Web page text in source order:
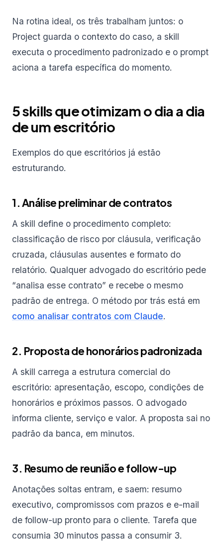
Na rotina ideal, os três trabalham juntos: o
Project guarda o contexto do caso, a skill
executa o procedimento padronizado e o prompt
aciona a tarefa específica do momento.
5 skills que otimizam o dia a dia
de um escritório
Exemplos do que escritórios já estão
estruturando.
1. Análise preliminar de contratos
A skill define o procedimento completo:
classificação de risco por cláusula, verificação
cruzada, cláusulas ausentes e formato do
relatório. Qualquer advogado do escritório pede
“analisa esse contrato” e recebe o mesmo
padrão de entrega. O método por trás está em
como analisar contratos com Claude.
2. Proposta de honorários padronizada
A skill carrega a estrutura comercial do
escritório: apresentação, escopo, condições de
honorários e próximos passos. O advogado
informa cliente, serviço e valor. A proposta sai no
padrão da banca, em minutos.
3. Resumo de reunião e follow-up
Anotações soltas entram, e saem: resumo
executivo, compromissos com prazos e e-mail
de follow-up pronto para o cliente. Tarefa que
consumia 30 minutos passa a consumir 3.